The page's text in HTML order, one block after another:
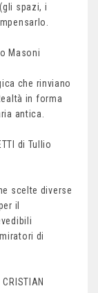
spazi, i
Masoni
che rinviano
in forma
antica.
di Tullio
scelte diverse
il
di